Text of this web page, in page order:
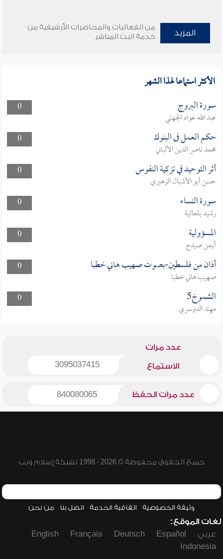
المزيد
من الفعاليات والمحاضرات الأرشيفية من
خدمة البث المباشر
الأكثر استماعا لهذا الشهر
0 سورة البروج
عبد الله عواد الجهني
0
حكم العمل فى البنوك
محمد ناصر الدين الألباني
0
أثر التوحيد في تزكية النفوس
حسن أبو الأشبال الزهيري
0
سورة النساء
رشيد بلعالية
0
المسؤولية
أيمن صيدح
0
أذان من فلسطين-بصوت صهيب هاني خطبا
صهيب هاني خطبا
0
الشموخ5
مهند الدوسري
عدد مرات
الاستماع 3095037415
عدد مرات الحفظ 840080065
جميع الحقوق محفوظة © 2026 - 1998 لشبكة إسلام ويب
وثيقة الخصوصية اتفاقية الخدمة اتصل بنا من نحن
لغات الموقع:
عربي
Español
Deutsch
Français
English
Indonesia